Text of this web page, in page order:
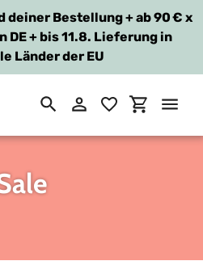
deiner Bestellung + ab 90 €
+ bis 11.8. Lieferung in
Länder der EU
x
SuchenEinloggen